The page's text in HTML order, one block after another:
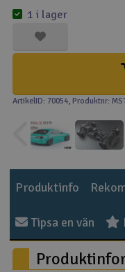
Modellbygg-
Motor &
Raketer
Scooter &
1 i lager
ArtikelID: 70054, Produktnr:
Produktinfo
Tipsa en vän